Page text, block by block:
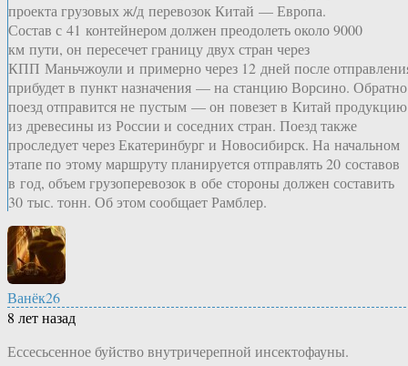
проекта грузовых ж/д перевозок Китай — Европа.
Состав с 41 контейнером должен преодолеть около 9000
км пути, он пересечет границу двух стран через
КПП Маньчжоули и примерно через 12 дней после
прибудет в пункт назначения — на станцию Ворсино. Обратно
поезд отправится не пустым — он повезет в Китай продукцию
из древесины из России и соседних стран. Поезд также
проследует через Екатеринбург и Новосибирск. На начальном
этапе по этому маршруту планируется отправлять 20 составов
в год, объем грузоперевозок в обе стороны должен составить
30 тыс. тонн. Об этом сообщает Рамблер.
Ванёк26
8 лет назад
Ессесьсенное буйство внутричерепной инсектофауны.